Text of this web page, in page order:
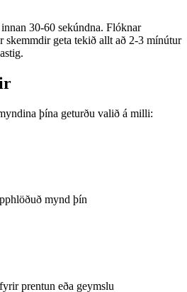
30-60 sekúndna. Flóknar
skemmdir geta tekið allt að 2-3 mínútur
þína geturðu valið á milli:
mynd þín
prentun eða geymslu